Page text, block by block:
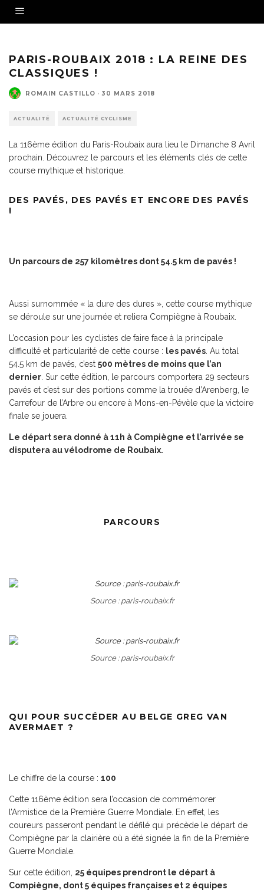
PARIS-ROUBAIX 2018 : LA REINE DES
CLASSIQUES !
ROMAIN CASTILLO · 30 MARS 2018
ACTUALITÉ ACTUALITÉ CYCLISME
La 116ème édition du Paris-Roubaix aura lieu le Dimanche 8 Avril
prochain. Découvrez le parcours et les éléments clés de cette
course mythique et historique.
DES PAVÉS, DES PAVÉS ET ENCORE DES PAVÉS
!
Un parcours de 257 kilomètres dont 54.5 km de pavés !
Aussi surnommée « la dure des dures », cette course mythique
se déroule sur une journée et reliera Compiègne à Roubaix.
L’occasion pour les cyclistes de faire face à la principale
difficulté et particularité de cette course : les pavés . Au total
54.5 km de pavés, c’est 500 mètres de moins que l’an
dernier . Sur cette édition, le parcours comportera 29 secteurs
pavés et c’est sur des portions comme la trouée d’Arenberg, le
Carrefour de l’Arbre ou encore à Mons-en-Pévèle que la victoire
finale se jouera.
Le départ sera donné à 11h à Compiègne et l’arrivée se
disputera au vélodrome de Roubaix.
PARCOURS
Source : paris-roubaix.fr
Source : paris-roubaix.fr
QUI POUR SUCCÉDER AU BELGE GREG VAN
AVERMAET ?
Le chiffre de la course : 100
Cette 116ème édition sera l’occasion de commémorer
l’Armistice de la Première Guerre Mondiale. En effet, les
coureurs passeront pendant le défilé qui précède le départ de
Compiègne par la clairière où a été signée la fin de la Première
Guerre Mondiale.
Sur cette édition, 25 équipes prendront le départ à
Compiègne, dont 5 équipes françaises et 2 équipes